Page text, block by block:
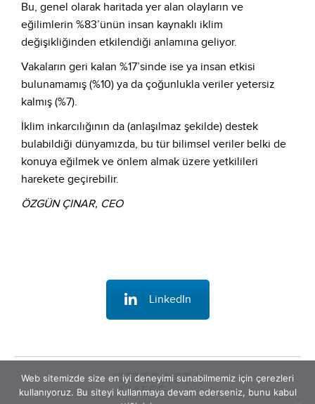
Bu, genel olarak haritada yer alan olayların ve
eğilimlerin %83’ünün insan kaynaklı iklim
değişikliğinden etkilendiği anlamına geliyor.
Vakaların geri kalan %17’sinde ise ya insan etkisi
bulunamamış (%10) ya da çoğunlukla veriler yetersiz
kalmış (%7).
İklim inkarcılığının da (anlaşılmaz şekilde) destek
bulabildiği dünyamızda, bu tür bilimsel veriler belki de
konuya eğilmek ve önlem almak üzere yetkilileri
harekete geçirebilir.
ÖZGÜN ÇINAR, CEO
LinkedIn
Web sitemizde size en iyi deneyimi sunabilmemiz için çerezleri
kullanıyoruz. Bu siteyi kullanmaya devam ederseniz, bunu kabul